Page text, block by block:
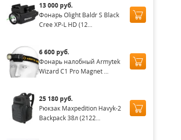
13 000 руб.
Фонарь Olight Baldr S Black
Cree XP-L HD (12...
6 600 руб.
Фонарь налобный Armytek
Wizard C1 Pro Magnet ...
25 180 руб.
Рюкзак Maxpedition Havyk-2
Backpack 38л (2122...